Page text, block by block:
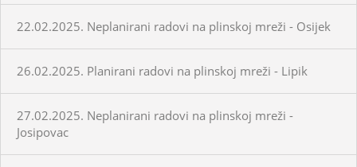
22.02.2025. Neplanirani radovi na plinskoj mreži - Osijek
26.02.2025. Planirani radovi na plinskoj mreži - Lipik
27.02.2025. Neplanirani radovi na plinskoj mreži -
Josipovac